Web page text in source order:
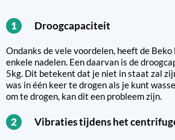
1 Droogcapaciteit
Ondanks de vele voordelen, heeft de
enkele nadelen. Een daarvan is de
5kg. Dit betekent dat je niet in staat zal
was in één keer te drogen als je kunt
om te drogen, kan dit een probleem zijn.
2 Vibraties tijdens het